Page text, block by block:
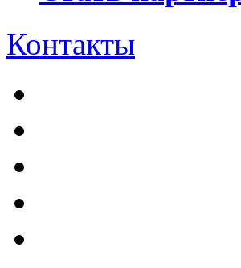
Контакты